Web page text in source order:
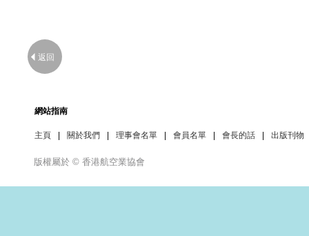
返回
網站指南
主頁 關於我們 理事會名單 會員名單 會長的話 出版刊物
版權屬於 © 香港航空業協會